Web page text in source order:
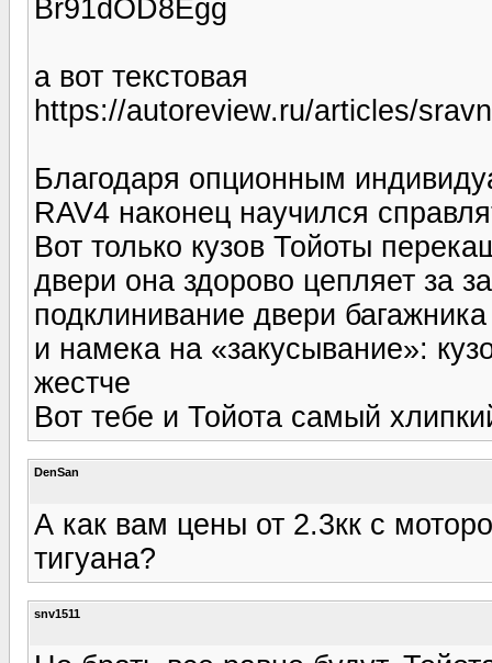
Br91dOD8Egg
а вот текстовая
https://autoreview.ru/articles/
Благодаря опционным
RAV4 наконец научился
Вот только кузов Тойоты
двери она здорово цепляет за
подклинивание двери
и намека на «закусывание»:
жестче
Вот тебе и Тойота самый
DenSan
А как вам цены от 2.3кк с
тигуана?
snv1511